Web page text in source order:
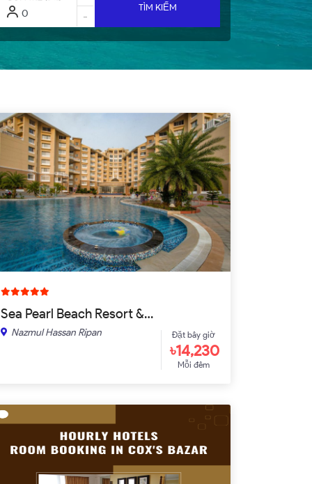
-
TÌM KIẾM
Sea Pearl Beach Resort &…
Nazmul Hassan Ripan Đặt bây giờ
৳14,230
Mỗi đêm